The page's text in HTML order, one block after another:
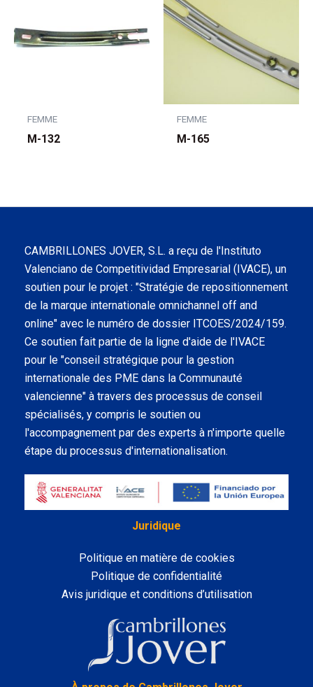
FEMME
M-132
FEMME
M-165
CAMBRILLONES JOVER, S.L. a reçu de l'Instituto
Valenciano de Competitividad Empresarial (IVACE), un
soutien pour le projet : "Stratégie de repositionnement
de la marque internationale omnichannel off and
online" avec le numéro de dossier ITCOES/2024/159.
Ce soutien fait partie de la ligne d'aide de l'IVACE
pour le "conseil stratégique pour la gestion
internationale des PME dans la Communauté
valencienne" à travers des processus de conseil
spécialisés, y compris le soutien ou
l'accompagnement par des experts à n'importe quelle
étape du processus d'internationalisation.
Juridique
Politique en matière de cookies
Politique de confidentialité
Avis juridique et conditions d’utilisation
LinkedIn